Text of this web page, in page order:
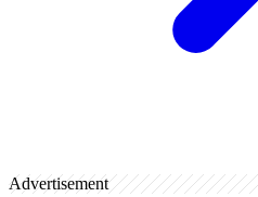
Advertisement